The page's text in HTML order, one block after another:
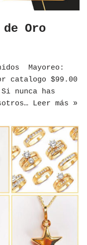
de Oro
​Mayoreo:
catalogo $99.00
nunca has
Leer más »